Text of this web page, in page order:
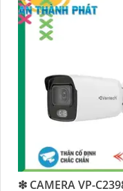
sách của bạn.
Nếu bạn đang tìm
ninh tốt cho ngôi
Camera Vantech
mà bạn có thể tin
❇ CAMERA VP-